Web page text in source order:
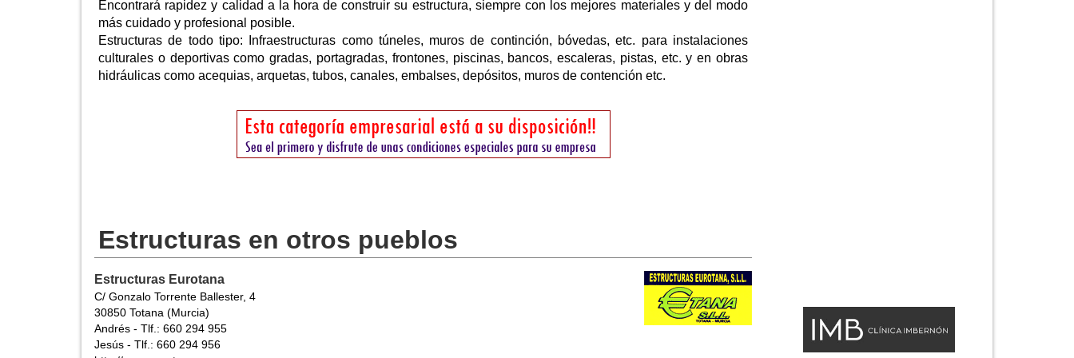
Encontrará rapidez y calidad a la hora de construir su estructura, siempre con los mejores materiales y del modo
más cuidado y profesional posible.
Estructuras de todo tipo: Infraestructuras como túneles, muros de continción, bóvedas, etc. para instalaciones
culturales o deportivas como gradas, portagradas, frontones, piscinas, bancos, escaleras, pistas, etc. y en obras
hidráulicas como acequias, arquetas, tubos, canales, embalses, depósitos, muros de contención etc.
Estructuras en otros pueblos
Estructuras Eurotana
C/ Gonzalo Torrente Ballester, 4
30850 Totana (Murcia)
Andrés - Tlf.: 660 294 955
Jesús - Tlf.: 660 294 956